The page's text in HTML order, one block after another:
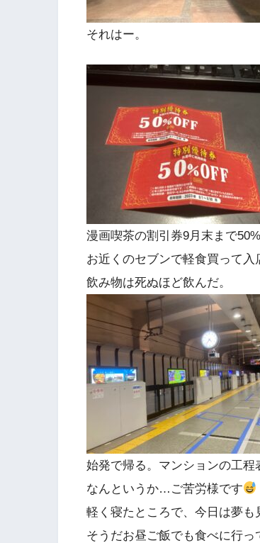
それはー。
漫画喫茶の割引券9月末まで
お近くのセブンで軽食買って入
飲み物は死ぬほど飲んだ。
始発で帰る。マンションの工
なんというか…ご苦労様です
軽く寝たところで、今日は夢も
そうだお昼ご飯でも食べに行